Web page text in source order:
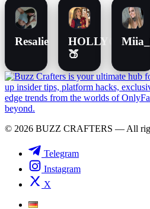
Resalie
🍑
© 2026 BUZZ CRAFTERS — All
Telegram
Instagram
X